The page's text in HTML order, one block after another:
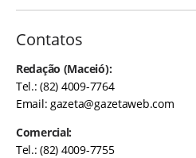
Contatos
Redação (Maceió):
Tel.: (82) 4009-7764
Email:gazeta@gazetaweb.com
Comercial:
Tel.: (82) 4009-7755